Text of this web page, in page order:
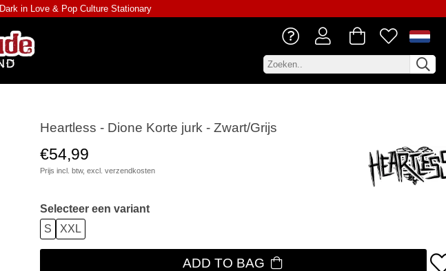
Dark in Love & Pop Culture Stationary
Heartless - Dione Korte jurk - Zwart/Grijs
€54,99
Prijs incl. btw, excl. verzendkosten
Selecteer een variant
S
XXL
ADD TO BAG